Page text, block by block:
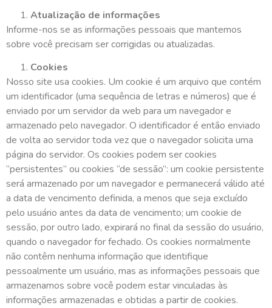
Atualização de informações
Informe-nos se as informações pessoais que mantemos
sobre você precisam ser corrigidas ou atualizadas.
Cookies
Nosso site usa cookies. Um cookie é um arquivo que contém
um identificador (uma sequência de letras e números) que é
enviado por um servidor da web para um navegador e
armazenado pelo navegador. O identificador é então enviado
de volta ao servidor toda vez que o navegador solicita uma
página do servidor. Os cookies podem ser cookies
“persistentes” ou cookies “de sessão”: um cookie persistente
será armazenado por um navegador e permanecerá válido até
a data de vencimento definida, a menos que seja excluído
pelo usuário antes da data de vencimento; um cookie de
sessão, por outro lado, expirará no final da sessão do usuário,
quando o navegador for fechado. Os cookies normalmente
não contêm nenhuma informação que identifique
pessoalmente um usuário, mas as informações pessoais que
armazenamos sobre você podem estar vinculadas às
informações armazenadas e obtidas a partir de cookies.